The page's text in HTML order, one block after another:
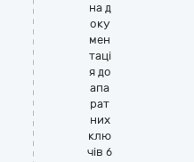
на д
оку
мен
таці
я до
апа
рат
них
клю
чів б